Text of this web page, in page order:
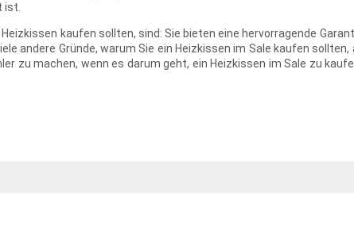
ist.
kaufen sollten, sind: Sie bieten eine hervorragende
andere Gründe, warum Sie ein Heizkissen im Sale kaufen sollten,
zu machen, wenn es darum geht, ein Heizkissen im Sale zu